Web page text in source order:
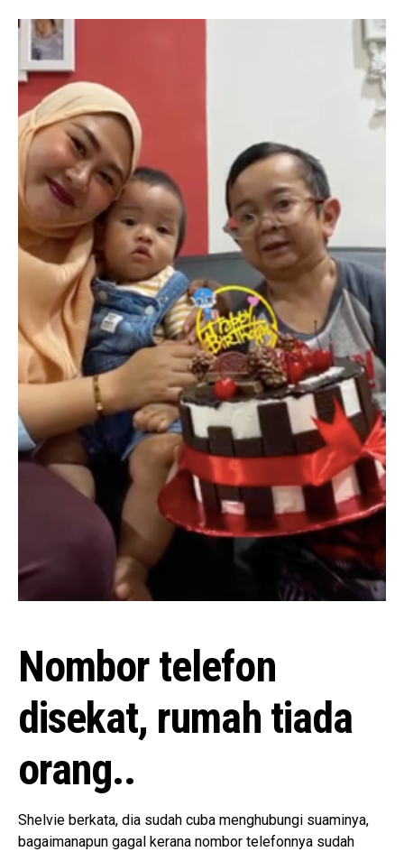
Nombor telefon
disekat, rumah tiada
orang..
Shelvie berkata, dia sudah cuba menghubungi suaminya,
bagaimanapun gagal kerana nombor telefonnya sudah